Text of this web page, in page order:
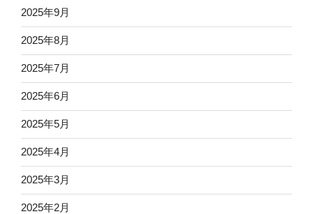
2025年9月
2025年8月
2025年7月
2025年6月
2025年5月
2025年4月
2025年3月
2025年2月